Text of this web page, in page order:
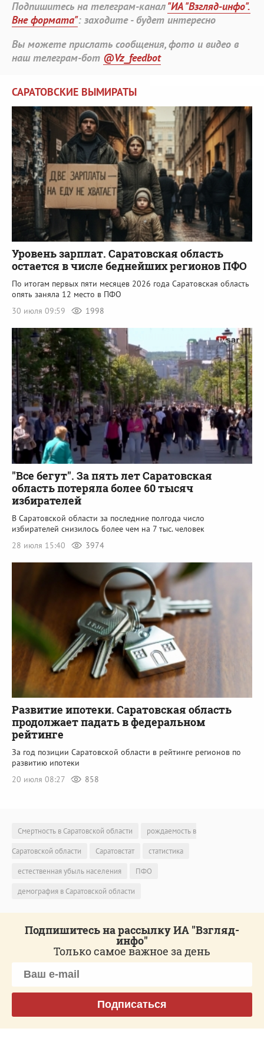
Подпишитесь на телеграм-канал"ИА "Взгляд-инфо".
Вне формата": заходите - будет интересно
Вы можете прислать сообщения, фото и видео в
наш телеграм-бот @Vz_feedbot
САРАТОВСКИЕ ВЫМИРАТЫ
Уровень зарплат. Саратовская область
остается в числе беднейших регионов ПФО
По итогам первых пяти месяцев 2026 года Саратовская область
опять заняла 12 место в ПФО
30 июля 09:59
1998
"Все бегут". За пять лет Саратовская
область потеряла более 60 тысяч
избирателей
В Саратовской области за последние полгода число
избирателей снизилось более чем на 7 тыс. человек
28 июля 15:40
3974
Развитие ипотеки. Саратовская область
продолжает падать в федеральном
рейтинге
За год позиции Саратовской области в рейтинге регионов по
развитию ипотеки
20 июля 08:27
858
Смертность в Саратовской области
рождаемость в
Саратовской области
Саратовстат
статистика
естественная убыль населения
ПФО
демография в Саратовской области
Подпишитесь на рассылку ИА "Взгляд-
инфо"
Только самое важное за день
Подписаться